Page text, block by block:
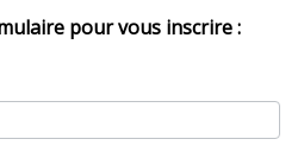
pour vous inscrire :